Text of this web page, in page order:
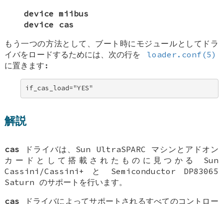
device miibus
device cas
もう一つの方法として、ブート時にモジュールとしてドラ
イバをロードするためには、次の行を
loader.conf(5)
に置きます:
if_cas_load="YES"
解説
cas ドライバは、Sun UltraSPARC マシンとアドオン
カードとして搭載されたものに見つかる Sun
Cassini/Cassini+ と Semiconductor DP83065
Saturn のサポートを行います。
cas ドライバによってサポートされるすべてのコントロー